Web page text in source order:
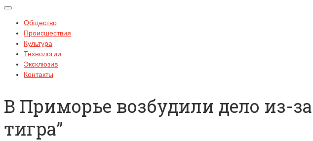
Общество
Происшествия
Культура
Технологии
Эксклюзив
Контакты
В Приморье возбудили дело из-
тигра”